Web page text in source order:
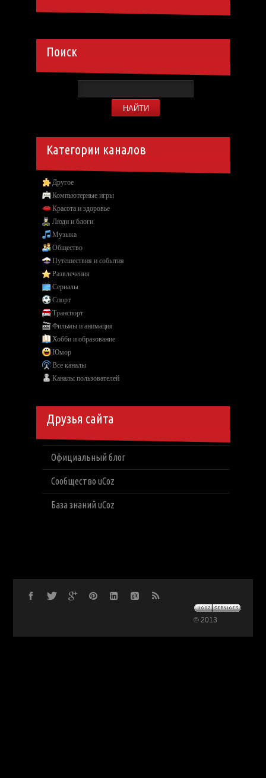
Поиск
Категории каналов
Другое
Компьютерные игры
Красота и здоровье
Люди и блоги
Музыка
Общество
Путешествия и события
Развлечения
Сериалы
Спорт
Транспорт
Фильмы и анимация
Хобби и образование
Юмор
Все каналы
Каналы пользователей
Друзья сайта
Официальный блог
Сообщество uCoz
База знаний uCoz
© 2013